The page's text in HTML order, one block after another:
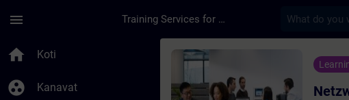
menu Training Services for Digital Industries
home Koti
group_work Kanavat
Kurssi - Netzwerk